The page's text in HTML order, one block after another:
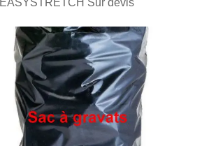
EASYSTRETCH Sur devis